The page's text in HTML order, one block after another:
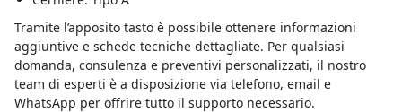
Tramite l’apposito tasto è possibile ottenere informazioni
aggiuntive e schede tecniche dettagliate. Per qualsiasi
domanda, consulenza e preventivi personalizzati, il nostro
team di esperti è a disposizione via telefono, email e
WhatsApp per offrire tutto il supporto necessario.